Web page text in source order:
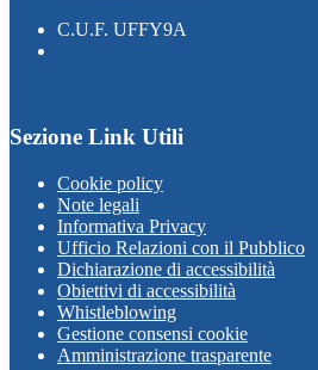
C.U.F. UFFY9A
Sezione Link Utili
Cookie policy
Note legali
Informativa Privacy
Ufficio Relazioni con il Pubblico
Dichiarazione di accessibilità
Obiettivi di accessibilità
Whistleblowing
Gestione consensi cookie
Amministrazione trasparente